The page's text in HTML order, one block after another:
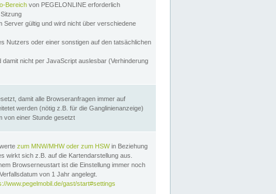
Bereich von PEGELONLINE erforderlich
Server gültig und wird nicht über verschiedene
Nutzers oder einer sonstigen auf den tatsächlichen
nicht per JavaScript auslesbar (Verhinderung
damit alle Browseranfragen immer auf
werden (nötig z.B. für die Ganglinienanzeige)
von einer Stunde gesetzt
zum MNW/MHW oder zum HSWin Beziehung
wirkt sich z.B. auf die Kartendarstellung aus.
Browserneustart ist die Einstellung immer noch
von 1 Jahr angelegt.
www.pegelmobil.de/gast/start#settings